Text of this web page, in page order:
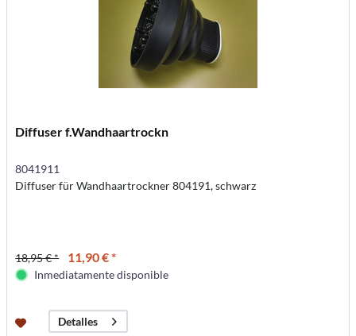
Diffuser f.Wandhaartrockn
8041911
Diffuser für Wandhaartrockner 804191, schwarz
18,95 € * 11,90 € *
Inmediatamente disponible
Detalles